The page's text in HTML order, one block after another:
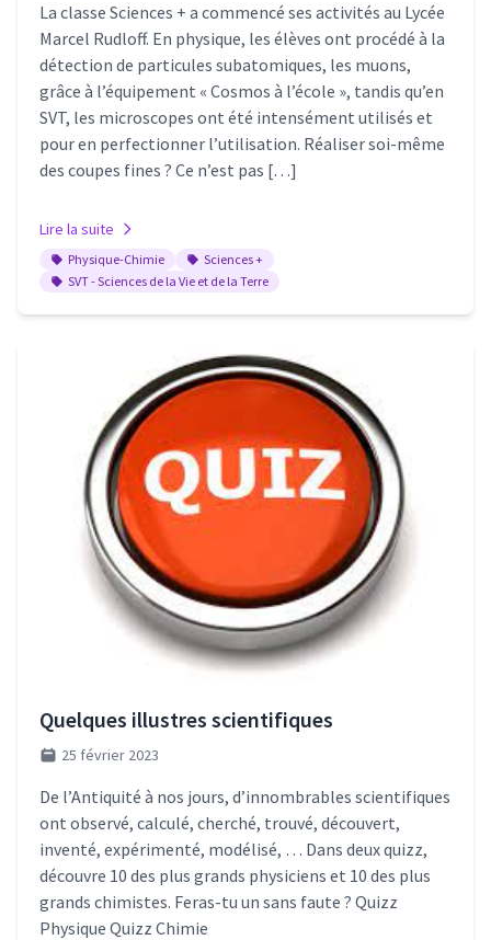
La classe Sciences + a commencé ses activités au Lycée
Marcel Rudloff. En physique, les élèves ont procédé à la
détection de particules subatomiques, les muons,
grâce à l’équipement « Cosmos à l’école », tandis qu’en
SVT, les microscopes ont été intensément utilisés et
pour en perfectionner l’utilisation. Réaliser soi-même
des coupes fines ? Ce n’est pas […]
Lire la suite
Physique-Chimie
Sciences +
SVT - Sciences de la Vie et de la Terre
Quelques illustres scientifiques
25 février 2023
De l’Antiquité à nos jours, d’innombrables scientifiques
ont observé, calculé, cherché, trouvé, découvert,
inventé, expérimenté, modélisé, … Dans deux quizz,
découvre 10 des plus grands physiciens et 10 des plus
grands chimistes. Feras-tu un sans faute ? Quizz
Physique Quizz Chimie